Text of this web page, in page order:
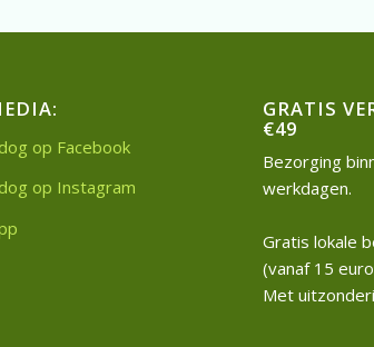
op Facebook
op Instagram
GRATIS
€49
Bezorging
werkdagen.
Gratis lokale
(vanaf 15
Met